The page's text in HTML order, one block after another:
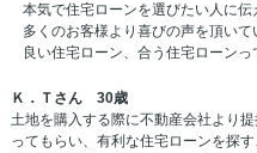
本気で住宅ローンを選びたい人に伝
多くのお客様より喜びの声を頂いて
良い住宅ローン、合う住宅ローンっ
Ｋ．Ｔさん 30歳
土地を購入する際に不動産会社より
ってもらい、有利な住宅ローンを探す